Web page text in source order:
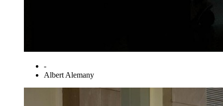
-
Albert Alemany